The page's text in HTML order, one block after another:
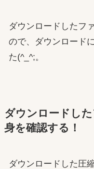
ダウンロードしたフ
ので、ダウンロード
た(^_^;。
ダウンロードし
身を確認する！
ダウンロードした圧